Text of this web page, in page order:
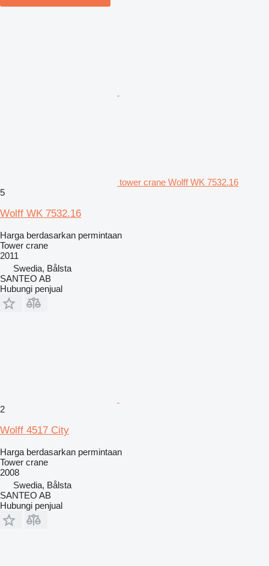
tower crane Wolff WK 7532.16
5
Wolff WK 7532.16
Harga berdasarkan permintaan
Tower crane
2011
Swedia, Bålsta
SANTEO AB
Hubungi penjual
2
Wolff 4517 City
Harga berdasarkan permintaan
Tower crane
2008
Swedia, Bålsta
SANTEO AB
Hubungi penjual